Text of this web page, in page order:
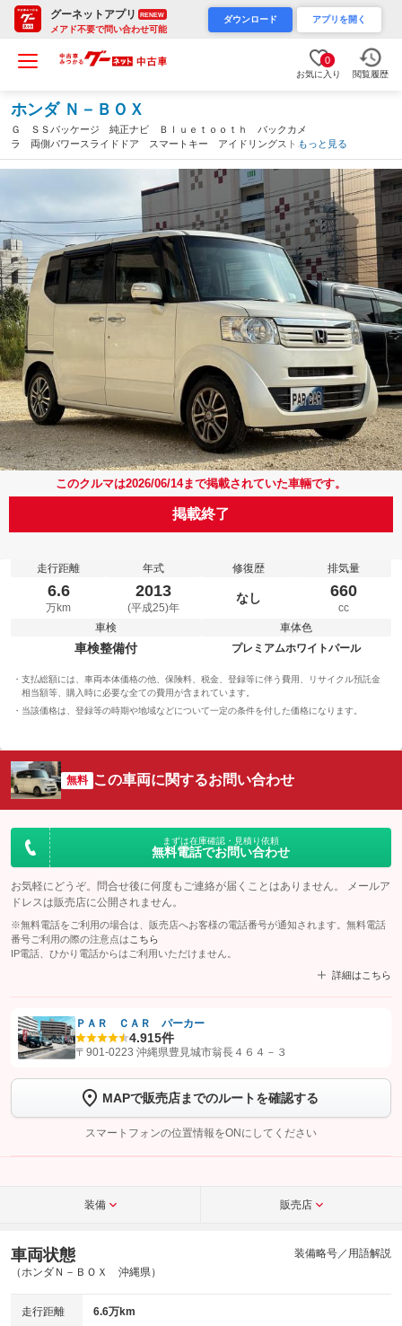
グーネットアプリ RENEW
メアド不要で問い合わせ可能
ダウンロード アプリを開く
0
お気に入り 閲覧履歴
ホンダ Ｎ－ＢＯＸ
Ｇ ＳＳパッケージ 純正ナビ Ｂｌｕｅｔｏｏｔｈ バックカメ
ラ 両側パワースライドドア スマートキー アイドリングストッ
プ 純正１５インチＡＷ ＥＴＣ 電動格納ミラー ベンチシー
ト オートライト ＨＩＤヘッドライト（沖縄県）
もっと見る
このクルマは2026/06/14まで掲載されていた車輛です。
掲載終了
走行距離
6.6
万km
年式
2013
(平成25)年
修復歴
なし
排気量
660
cc
車検
車検整備付
車体色
プレミアムホワイトパール
支払総額には、車両本体価格の他、保険料、税金、登録等に伴う費用、リサイクル預託金
相当額等、購入時に必要な全ての費用が含まれています。
当該価格は、登録等の時期や地域などについて一定の条件を付した価格になります。
無料 この車両に関するお問い合わせ
まずは在庫確認・見積り依頼
無料電話でお問い合わせ
お気軽にどうぞ。問合せ後に何度もご連絡が届くことはありません。 メールア
ドレスは販売店に公開されません。
※無料電話をご利用の場合は、販売店へお客様の電話番号が通知されます。無料電話
番号ご利用の際の注意点は こちら
IP電話、ひかり電話からはご利用いただけません。
詳細はこちら
【STEP1】認証画面でグーネットを友だち追加してから「許可する」ボタンを押
トーク画面で
ボタンをタップして問い合わせを
完了してください。
こちら
ＰＡＲ ＣＡＲ パーカー
4.915件
〒901-0223 沖縄県豊見城市翁長４６４－３
MAPで販売店までのルートを確認する
スマートフォンの位置情報をONにしてください
装備 販売店
車両状態
（ホンダＮ－ＢＯＸ 沖縄県）
装備略号／用語解説
走行距離 6.6万km